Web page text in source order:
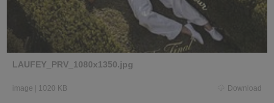
LAUFEY_PRV_1080x1350.jpg
image | 1020 KB Download